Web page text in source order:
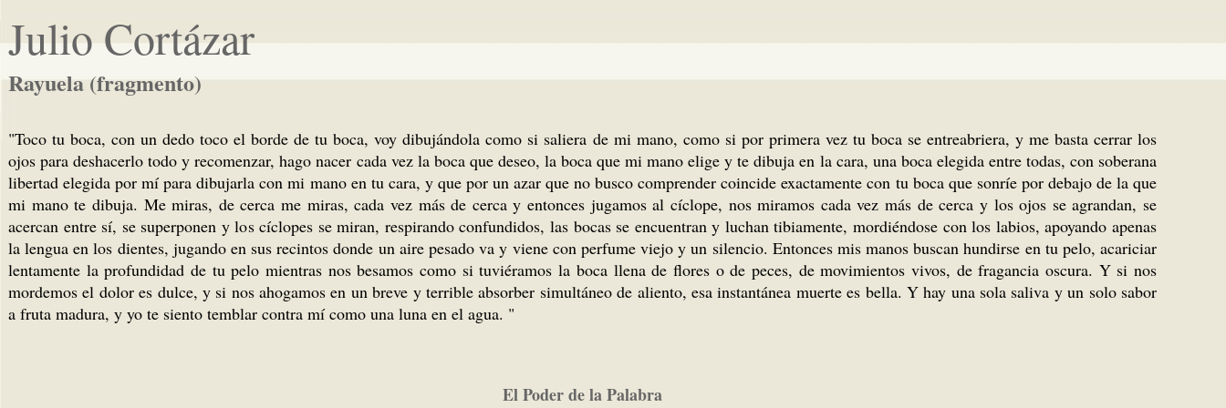
Julio Cortázar
Rayuela (fragmento)
"Toco tu boca, con un dedo toco el borde de tu boca, voy dibujándola como si saliera de mi mano, como si por primera vez tu boca se entreabriera, y me basta cerrar los
ojos para deshacerlo todo y recomenzar, hago nacer cada vez la boca que deseo, la boca que mi mano elige y te dibuja en la cara, una boca elegida entre todas, con soberana
libertad elegida por mí para dibujarla con mi mano en tu cara, y que por un azar que no busco comprender coincide exactamente con tu boca que sonríe por debajo de la que
mi mano te dibuja. Me miras, de cerca me miras, cada vez más de cerca y entonces jugamos al cíclope, nos miramos cada vez más de cerca y los ojos se agrandan, se
acercan entre sí, se superponen y los cíclopes se miran, respirando confundidos, las bocas se encuentran y luchan tibiamente, mordiéndose con los labios, apoyando apenas
la lengua en los dientes, jugando en sus recintos donde un aire pesado va y viene con perfume viejo y un silencio. Entonces mis manos buscan hundirse en tu pelo, acariciar
lentamente la profundidad de tu pelo mientras nos besamos como si tuviéramos la boca llena de flores o de peces, de movimientos vivos, de fragancia oscura. Y si nos
mordemos el dolor es dulce, y si nos ahogamos en un breve y terrible absorber simultáneo de aliento, esa instantánea muerte es bella. Y hay una sola saliva y un solo sabor
a fruta madura, y yo te siento temblar contra mí como una luna en el agua. "
El Poder de la Palabra